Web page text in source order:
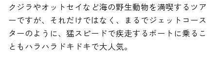
クジラやオットセイなど海の野生動物を満喫するツア
ーですが、それだけではなく、まるでジェットコース
ターのように、猛スピードで疾走するボートに乗るこ
ともハラハラドキドキで大人気。